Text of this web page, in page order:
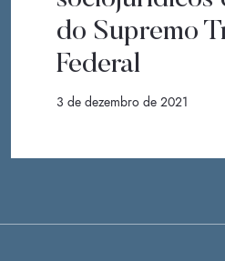
do Supremo
Federal
3 de dezembro de 2021